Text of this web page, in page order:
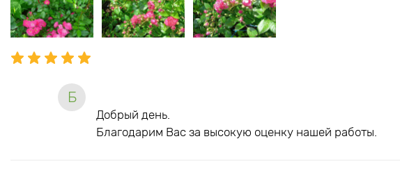
Б
Добрый день.
Благодарим Вас за высокую оценку нашей работы.